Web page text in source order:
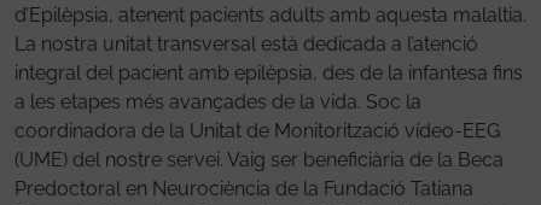
d’Epilèpsia, atenent pacients adults amb aquesta malaltia.
La nostra unitat transversal està dedicada a l’atenció
integral del pacient amb epilèpsia, des de la infantesa fins
a les etapes més avançades de la vida. Soc la
coordinadora de la Unitat de Monitorització vídeo-EEG
(UME) del nostre servei. Vaig ser beneficiària de la Beca
Predoctoral en Neurociència de la Fundació Tatiana